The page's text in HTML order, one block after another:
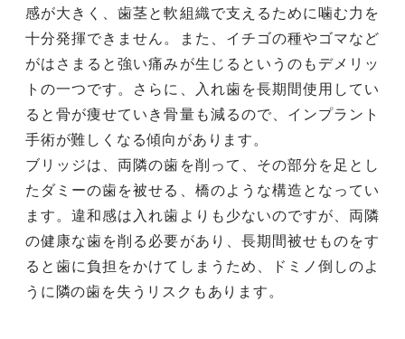
感が大きく、歯茎と軟組織で支えるために噛む力を
十分発揮できません。また、イチゴの種やゴマなど
がはさまると強い痛みが生じるというのもデメリッ
トの一つです。さらに、入れ歯を長期間使用してい
ると骨が痩せていき骨量も減るので、インプラント
手術が難しくなる傾向があります。
ブリッジは、両隣の歯を削って、その部分を足とし
たダミーの歯を被せる、橋のような構造となってい
ます。違和感は入れ歯よりも少ないのですが、両隣
の健康な歯を削る必要があり、長期間被せものをす
ると歯に負担をかけてしまうため、ドミノ倒しのよ
うに隣の歯を失うリスクもあります。